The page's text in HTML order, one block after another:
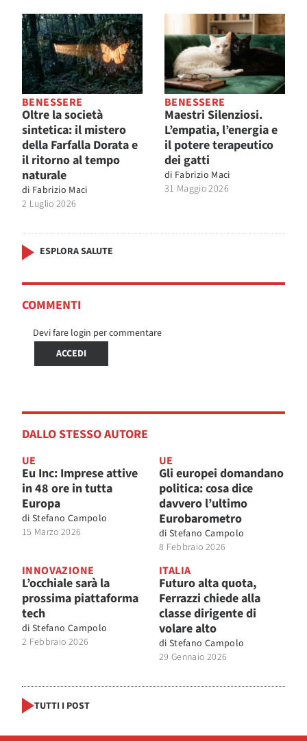
BENESSERE
Oltre la società
sintetica: il mistero
della Farfalla Dorata e
il ritorno al tempo
naturale
di Fabrizio Maci
2 Luglio 2026
BENESSERE
Maestri Silenziosi.
L’empatia, l’energia e
il potere terapeutico
dei gatti
di Fabrizio Maci
31 Maggio 2026
ESPLORA SALUTE
COMMENTI
Devi fare login per commentare
ACCEDI
DALLO STESSO AUTORE
UE
Eu Inc: Imprese attive
in 48 ore in tutta
Europa
di Stefano Campolo
15 Marzo 2026
UE
Gli europei domandano
politica: cosa dice
davvero l’ultimo
Eurobarometro
di Stefano Campolo
8 Febbraio 2026
INNOVAZIONE
L’occhiale sarà la
prossima piattaforma
tech
di Stefano Campolo
2 Febbraio 2026
ITALIA
Futuro alta quota,
Ferrazzi chiede alla
classe dirigente di
volare alto
di Stefano Campolo
29 Gennaio 2026
TUTTI I POST